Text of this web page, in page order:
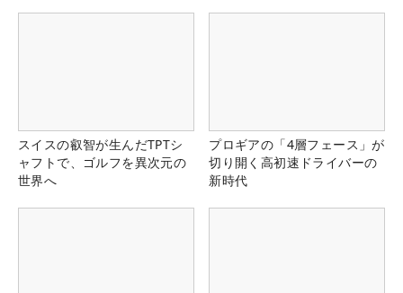
スイスの叡智が生んだTPTシ
ャフトで、ゴルフを異次元の
世界へ
プロギアの「4層フェース」が
切り開く高初速ドライバーの
新時代